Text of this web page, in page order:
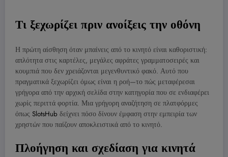
Τι ξεχωρίζει πριν ανοίξεις την οθόνη
Η πρώτη αίσθηση όταν μπαίνεις από το κινητό είναι καθοριστική:
απλότητα στις καρτέλες, μεγάλες αφράτες γραμματοσειρές και
κουμπιά που δεν χρειάζονται μεγενθυντικό φακό. Αυτό που
πραγματικά ξεχωρίζει όμως είναι η ροή—το πώς μεταφέρεσαι
γρήγορα από την αρχική σελίδα στην κατηγορία που σε ενδιαφέρει
χωρίς περιττά φορτία. Μια γρήγορη αναζήτηση σε πλατφόρμες
όπως SlotsHub δείχνει πόσο δίνουν έμφαση στην εμπειρία των
χρηστών που παίζουν αποκλειστικά από το κινητό.
Πλοήγηση και σχεδίαση για κινητά